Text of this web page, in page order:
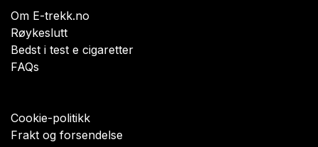
Om E-trekk.no
Røykeslutt
Bedst i test e cigaretter
FAQs
Cookie-politikk
Frakt og forsendelse